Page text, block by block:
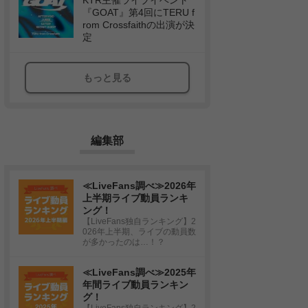
『GOAT』第4回にTERU f
rom Crossfaithの出演が決
定
もっと見る
編集部
≪LiveFans調べ≫2026年
上半期ライブ動員ランキ
ング！
【LiveFans独自ランキング】2
026年上半期、ライブの動員数
が多かったのは…！？
≪LiveFans調べ≫2025年
年間ライブ動員ランキン
グ！